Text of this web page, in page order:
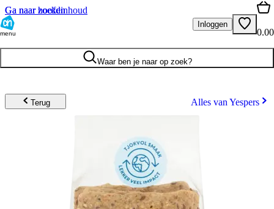
Ga naar hoofdinhoud
Ga naar zoeken
menu
Inloggen
0.00
Waar ben je naar op zoek?
Terug Alles van Yespers